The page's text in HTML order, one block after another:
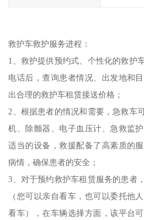
救护车救护服务进程：
1、救护提供预约式、个性化的救护
电话后，查询患者情况、出发地和
出合理的救护车租赁接送价格；
2、根据患者的情况和需要，急救车
机、除颤器、电子血压计、急救监
适当的设备，救援配备了高素质的
病情，确保患者的安全；
3、对于预约救护车租赁服务的患者
（您可以亲自看车，也可以委托他
看车），在车辆选择方面，该平台